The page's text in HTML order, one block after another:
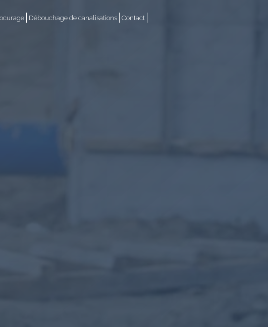
Débouchage de canalisations Contact